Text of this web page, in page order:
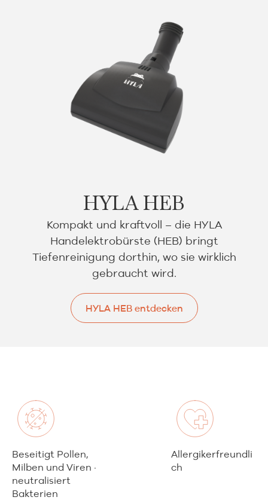
HYLA HEB
Kompakt und kraftvoll – die HYLA
Handelektrobürste (HEB) bringt
Tiefenreinigung dorthin, wo sie wirklich
gebraucht wird.
HYLA HEB entdecken
Beseitigt Pollen,
Milben und Viren ·
neutralisiert
Bakterien
Allergikerfreundli
ch